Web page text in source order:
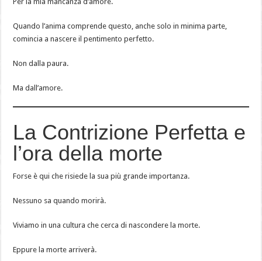
Quando l’anima comprende questo, anche solo in minima parte,
comincia a nascere il pentimento perfetto.
Non dalla paura.
Ma dall’amore.
La Contrizione Perfetta e
l’ora della morte
Forse è qui che risiede la sua più grande importanza.
Nessuno sa quando morirà.
Viviamo in una cultura che cerca di nascondere la morte.
Eppure la morte arriverà.